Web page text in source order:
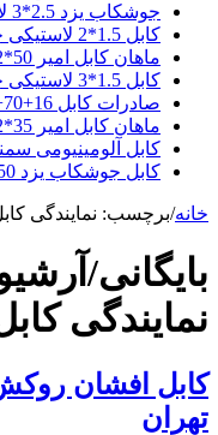
جوشکاب یزد 2.5*3 لاستیکی نسوز نمایندگی لاله زار
کابل 1.5*2 لاستیکی جوشکاب یزد لیست قیمت روز
ماهان کابل امیر 50*2 آلومینیومی PVC نمایندگی اصلی
کابل 1.5*3 لاستیکی جوشکاب یزد فروش عمده
صادرات کابل 16+70+120*3 ABC هوایی بهترین قیمت ایران
ماهان کابل امیر 35*2 آلومینیومی دفتر فروش لاله زار
کابل آلومینیومی سمنان 16*4 پی وی سی
کابل جوشکاب یزد 50*1 لاستیکی نمایندگی اصلی فروش
خانه/برچسب: نمایندگی
بایگانی/
نمایندگی
کابل افشان
تهران